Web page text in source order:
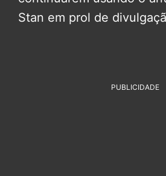
Stan em prol de
PUBLICIDADE